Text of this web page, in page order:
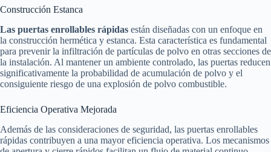
Construcción Estanca
Las puertas enrollables rápidas están diseñadas con un enfoque en
la construcción hermética y estanca. Esta característica es fundamental
para prevenir la infiltración de partículas de polvo en otras secciones de
la instalación. Al mantener un ambiente controlado, las puertas reducen
significativamente la probabilidad de acumulación de polvo y el
consiguiente riesgo de una explosión de polvo combustible.
Eficiencia Operativa Mejorada
Además de las consideraciones de seguridad, las puertas enrollables
rápidas contribuyen a una mayor eficiencia operativa. Los mecanismos